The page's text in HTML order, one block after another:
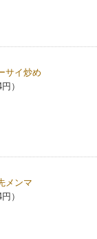
サイ炒め
）
メンマ
）